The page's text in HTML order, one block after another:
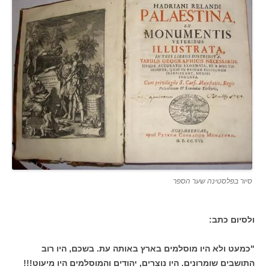
סיור בפלסטינה שער הספר
ולסיום כתב:
"כמעט ולא היו מוסלמים בארץ באותה עת. בשכם, היו רוב
התושבים שומרונים. היו נוצרים, יהודים והמוסלמים היו מיעוט!!!